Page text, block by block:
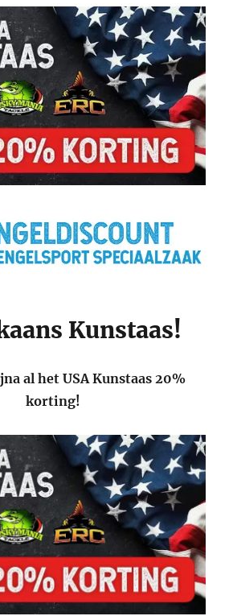
Kunstaas!
al het USA Kunstaas 20%
korting!